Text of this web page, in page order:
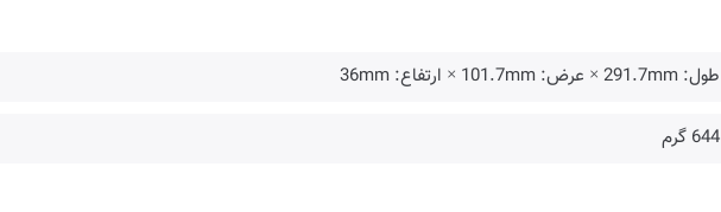
طول: 291.7mm × عرض: 101.7mm × ارتفاع: 36mm
644 گرم